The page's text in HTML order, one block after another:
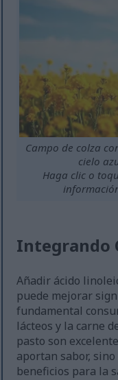
Campo de colza
cielo
Haga clic o
Integrando
Añadir ácido
puede mejorar
fundamental
lácteos y la carne
pasto son
aportan sabor,
beneficios para la